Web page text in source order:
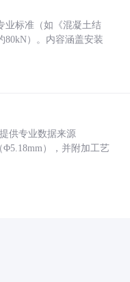
业标准（如《混凝土结
80kN）。内容涵盖安装
供专业数据来源
Φ5.18mm），并附加工艺